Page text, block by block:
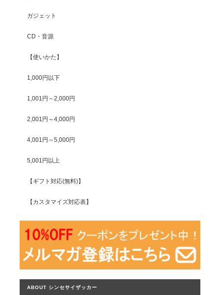
ガジェット
CD・音源
【使いかた】
1,000円以下
1,001円～2,000円
2,001円～4,000円
4,001円～5,000円
5,001円以上
【ギフト対応(無料)】
【カスタマイズ対応表】
ABOUT シンセサイザッカー